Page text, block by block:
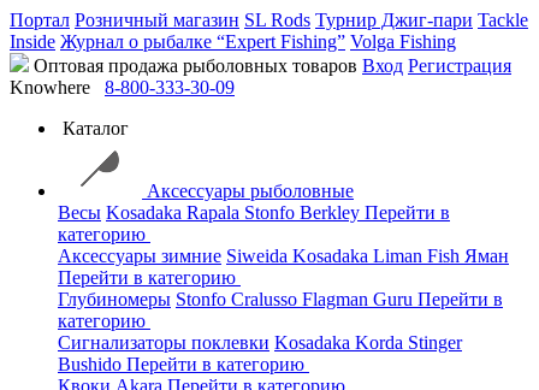
Портал Розничный магазин SL Rods Турнир Джиг-пари Tackle
Inside Журнал о рыбалке “Expert Fishing” Volga Fishing
Оптовая продажа рыболовных товаров Вход Регистрация
Knowhere
8-800-333-30-09
Каталог
Аксессуары рыболовные
Весы Kosadaka Rapala Stonfo Berkley Перейти в
категорию
Аксессуары зимние Siweida Kosadaka Liman Fish Яман
Перейти в категорию
Глубиномеры Stonfo Cralusso Flagman Guru Перейти в
категорию
Сигнализаторы поклевки Kosadaka Korda Stinger
Bushido Перейти в категорию
Квоки Akara Перейти в категорию